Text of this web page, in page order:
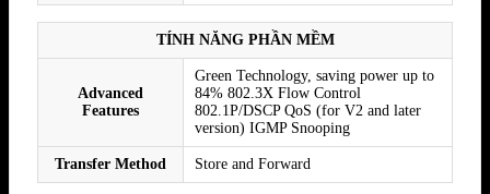
TÍNH NĂNG PHẦN MỀM
Advanced
Features
Green Technology, saving power up to
84% 802.3X Flow Control
802.1P/DSCP QoS (for V2 and later
version) IGMP Snooping
Transfer Method Store and Forward